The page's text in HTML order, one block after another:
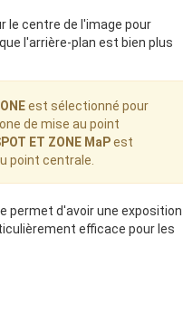
le centre de l'image pour
l'arrière-plan est bien plus
est sélectionné pour
de mise au point
ET ZONE MaPest
point centrale.
permet d'avoir une exposition
efficace pour les